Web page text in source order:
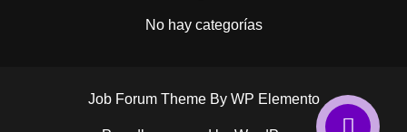
No hay categorías
Job Forum Theme By WP Elemento